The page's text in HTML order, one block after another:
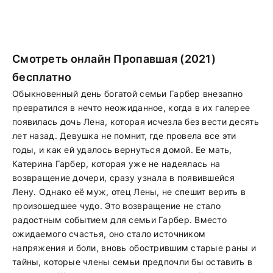
Смотреть онлайн Пропавшая (2021)
бесплатно
Обыкновенный день богатой семьи Гарбер внезапно
превратился в нечто неожиданное, когда в их галерее
появилась дочь Лена, которая исчезла без вести десять
лет назад. Девушка не помнит, где провела все эти
годы, и как ей удалось вернуться домой. Ее мать,
Катерина Гарбер, которая уже не надеялась на
возвращение дочери, сразу узнала в появившейся
Лену. Однако её муж, отец Лены, не спешит верить в
произошедшее чудо. Это возвращение не стало
радостным событием для семьи Гарбер. Вместо
ожидаемого счастья, оно стало источником
напряжения и боли, вновь обострившим старые раны и
тайны, которые члены семьи предпочли бы оставить в